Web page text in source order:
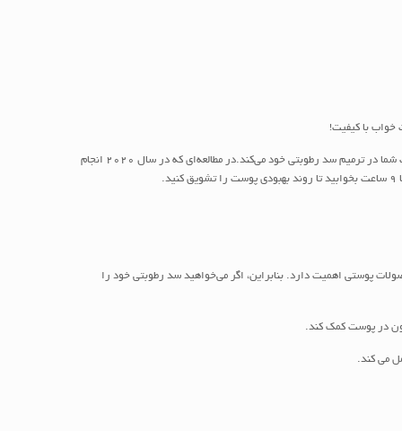
ساعات خواب شما زمانی است که پوست شما خود را ترمیم می‌کند و رطوبت مورد نیازش را دوباره تامین می‌کند در نتیجه خواب بیشتر (و با کیفیت بهتر) کمک زیادی به پوست شما در ترمیم سد رطوبتی خود می‌کند.در مطالعه‌ای که در سال 2020 انجام
پوستی اهمیت دارد. بنابراین، اگر می‌خواهید سد رطوبتی خود را